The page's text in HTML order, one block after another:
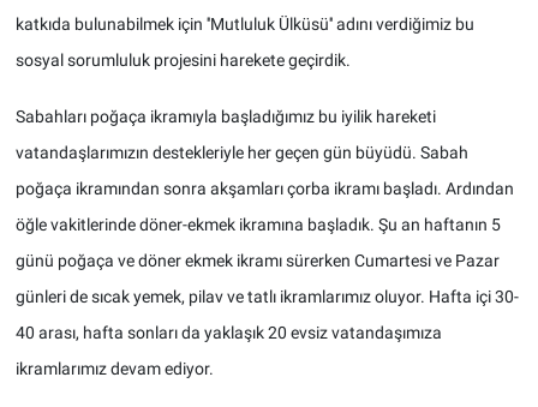
katkıda bulunabilmek için ''Mutluluk Ülküsü'' adını verdiğimiz bu
sosyal sorumluluk projesini harekete geçirdik.
Sabahları poğaça ikramıyla başladığımız bu iyilik hareketi
vatandaşlarımızın destekleriyle her geçen gün büyüdü. Sabah
poğaça ikramından sonra akşamları çorba ikramı başladı. Ardından
öğle vakitlerinde döner-ekmek ikramına başladık. Şu an haftanın 5
günü poğaça ve döner ekmek ikramı sürerken Cumartesi ve Pazar
günleri de sıcak yemek, pilav ve tatlı ikramlarımız oluyor. Hafta içi 30-
40 arası, hafta sonları da yaklaşık 20 evsiz vatandaşımıza
ikramlarımız devam ediyor.